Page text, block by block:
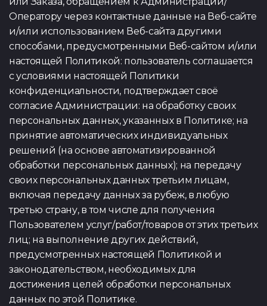
Оператору через контактные данные на Веб-сайте
и/или использованием Веб-сайта другими
способами, предусмотренными Веб-сайтом и/или
настоящей Политикой: пользователь соглашается
с условиями настоящей Политики
конфиденциальности, подтверждает своё
согласие Администрации: на обработку своих
персональных данных, указанных в Политике; на
принятие автоматических индивидуальных
решений (на основе автоматизированной
обработки персональных данных); на передачу
своих персональных данных третьим лицам,
включая передачу данных за рубеж, в любую
третью страну, в том числе для получения
Пользователем услуг/работ/товаров от этих третьих
лиц; на выполнение других действий,
предусмотренных настоящей Политикой и
законодательством, необходимых для
достижения целей обработки персональных
данных по этой Политике.